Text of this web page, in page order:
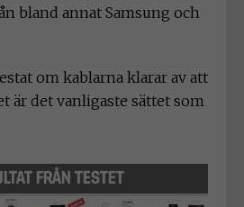
bland annat Samsung och
om kablarna klarar av att
är det vanligaste sättet som
FRÅN TESTET